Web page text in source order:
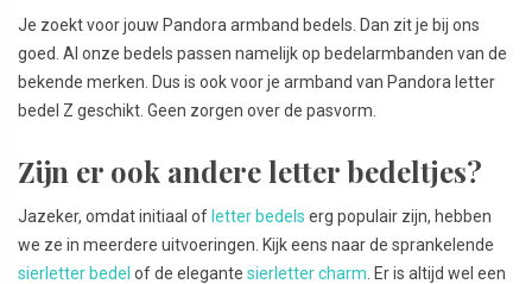
Je zoekt voor jouw Pandora armband bedels. Dan zit je bij ons
goed. Al onze bedels passen namelijk op bedelarmbanden van de
bekende merken. Dus is ook voor je armband van Pandora letter
bedel Z geschikt. Geen zorgen over de pasvorm.
Zijn er ook andere letter bedeltjes?
Jazeker, omdat initiaal of letter bedels erg populair zijn, hebben
we ze in meerdere uitvoeringen. Kijk eens naar de sprankelende
sierletter bedel of de elegante sierletter charm . Er is altijd wel een